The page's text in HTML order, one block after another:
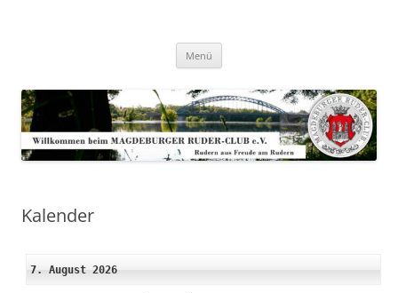
Menü
Kalender
7. August 2026